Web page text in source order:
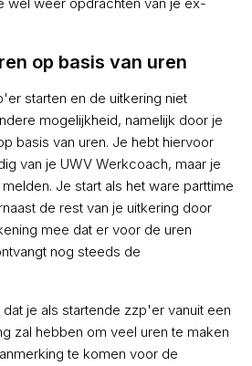
op basis van uren
starten en de uitkering niet
mogelijkheid, namelijk door je
basis van uren. Je hebt hiervoor
van je UWV Werkcoach, maar je
Je start als het ware parttime
de rest van je uitkering door
mee dat er voor de uren
nog steeds de
je als startende zzp'er vanuit een
zal hebben om veel uren te maken
te komen voor de